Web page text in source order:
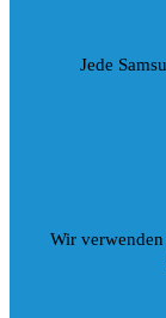
Jede
Wir